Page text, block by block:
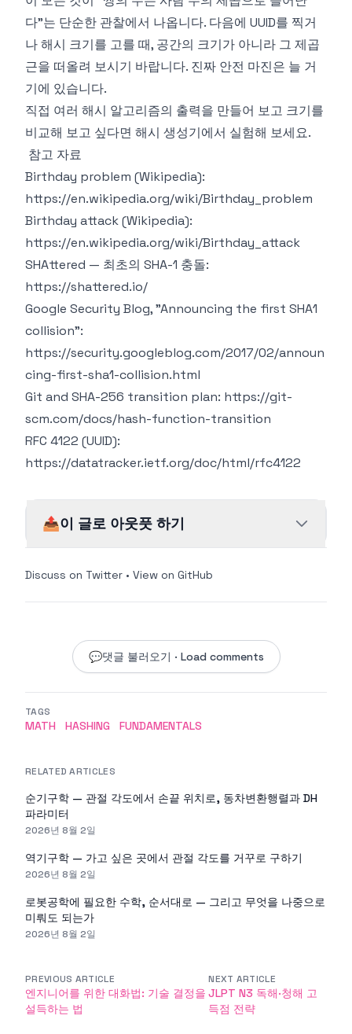
다"는 단순한 관찰에서 나옵니다. 다음에 UUID를 찍거
나 해시 크기를 고를 때, 공간의 크기가 아니라 그 제곱
근을 떠올려 보시기 바랍니다. 진짜 안전 마진은 늘 거
기에 있습니다.
직접 여러 해시 알고리즘의 출력을 만들어 보고 크기를
비교해 보고 싶다면 해시 생성기에서 실험해 보세요.
참고 자료
Birthday problem (Wikipedia):
https://en.wikipedia.org/wiki/Birthday_problem
Birthday attack (Wikipedia):
https://en.wikipedia.org/wiki/Birthday_attack
SHAttered — 최초의 SHA-1 충돌:
https://shattered.io/
Google Security Blog, "Announcing the first SHA1
collision":
https://security.googleblog.com/2017/02/announ
cing-first-sha1-collision.html
Git and SHA-256 transition plan: https://git-
scm.com/docs/hash-function-transition
RFC 4122 (UUID):
https://datatracker.ietf.org/doc/html/rfc4122
📤이 글로 아웃풋 하기
Discuss on Twitter • View on GitHub
💬댓글 불러오기 · Load comments
TAGS
MATH HASHING FUNDAMENTALS
RELATED ARTICLES
순기구학 — 관절 각도에서 손끝 위치로, 동차변환행렬과 DH
파라미터
2026년 8월 2일
역기구학 — 가고 싶은 곳에서 관절 각도를 거꾸로 구하기
2026년 8월 2일
로봇공학에 필요한 수학, 순서대로 — 그리고 무엇을 나중으로
미뤄도 되는가
2026년 8월 2일
PREVIOUS ARTICLE
엔지니어를 위한 대화법: 기술 결정을
설득하는 법
NEXT ARTICLE
JLPT N3 독해·청해 고
득점 전략